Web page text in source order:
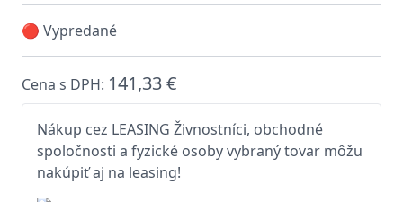
🔴 Vypredané
Cena s DPH: 141,33 €
Nákup cez LEASING Živnostníci, obchodné
spoločnosti a fyzické osoby vybraný tovar môžu
nakúpiť aj na leasing!